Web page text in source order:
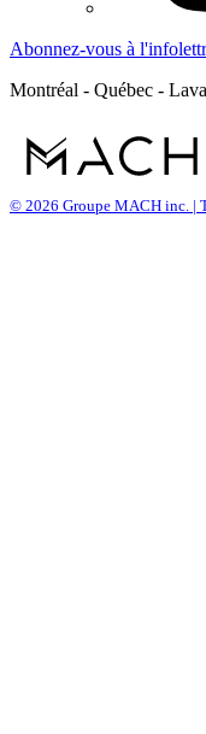
Abonnez-vous à
Montréal - Québec -
© 2026 Groupe MACH inc. |